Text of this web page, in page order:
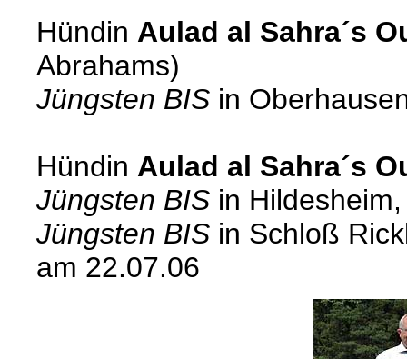
Hündin Aulad al Sahra´s
Abrahams)
Jüngsten BIS in
Hündin Aulad al Sahra´s
Jüngsten BIS in
Jüngsten BIS in Schloß
am 22.07.06